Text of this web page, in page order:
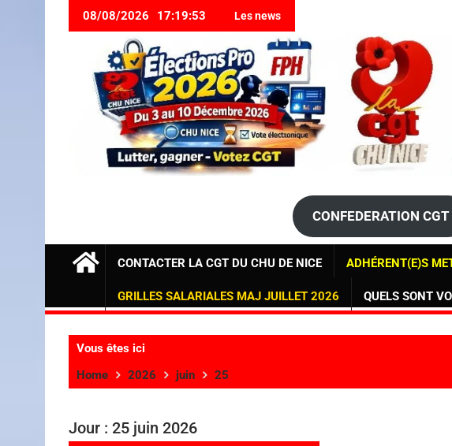
08/08/2026 17:19:55 Les news
CONFEDERATION CGT
CONTACTER LA CGT DU CHU DE NICE ADHÉRENT(E)S
GRILLES SALARIALES MAJ JUILLET 2026 QUELS SONT
Vous êtes ici
Home
2026 juin 25
Jour : 25 juin 2026